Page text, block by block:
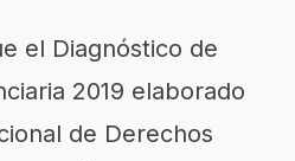
el Diagnóstico de
2019 elaborado
de Derechos